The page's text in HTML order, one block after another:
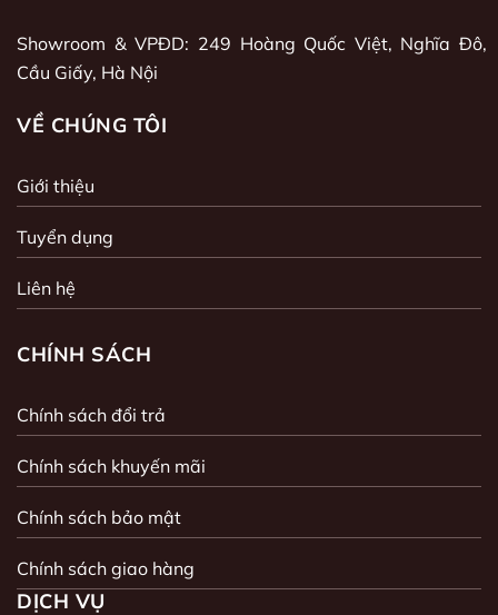
Showroom & VPĐD: 249 Hoàng Quốc Việt, Nghĩa Đô,
Cầu Giấy, Hà Nội
VỀ CHÚNG TÔI
Giới thiệu
Tuyển dụng
Liên hệ
CHÍNH SÁCH
Chính sách đổi trả
Chính sách khuyến mãi
Chính sách bảo mật
Chính sách giao hàng
DỊCH VỤ